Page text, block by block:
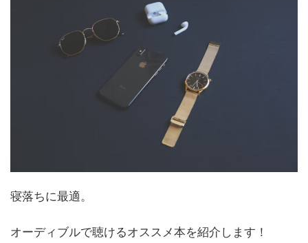
寝落ちに最適。
オーディブルで聴けるオススメ本を紹介します！